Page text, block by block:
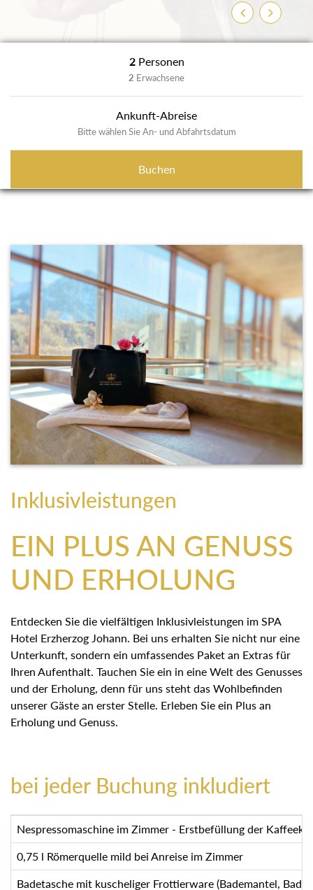
ZurückWeiter
2 Personen
2 Erwachsene
Ankunft-Abreise
Bitte wählen Sie An- und Abfahrtsdatum
Buchen
Inklusivleistungen
EIN PLUS AN GENUSS
UND ERHOLUNG
Entdecken Sie die vielfältigen Inklusivleistungen im SPA
Hotel Erzherzog Johann. Bei uns erhalten Sie nicht nur
eine Unterkunft, sondern ein umfassendes Paket an Extras
für Ihren Aufenthalt. Tauchen Sie ein in eine Welt des
Genusses und der Erholung, denn für uns steht das
Wohlbefinden unserer Gäste an erster Stelle. Erleben Sie
ein Plus an Erholung und Genuss.
bei jeder Buchung inkludiert
Nespressomaschine im Zimmer - Erstbefüllung der
0,75 l Römerquelle mild bei Anreise im Zimmer
Badetasche mit kuscheliger Frottierware (Bademantel,